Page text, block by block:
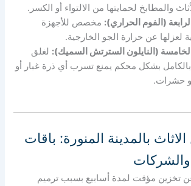
والمطابخ لحمايتها من الالتواء أو الكسر.
(الفوم الحراري): مخصص للأجهزة
لعزلها عن حرارة الجو الخارجية.
(النايلون السترتش السميك): لغلق
بالكامل بشكل محكم يمنع تسرب أي ذرة غبار أو
حشرات.
بالمدينة المنورة: باقات
والشركات
تخزين مؤقت لمدة أسابيع بسبب ترميم